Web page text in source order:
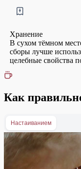
Хранение
В сухом тёмном
сборы лучше
целебные свойства
Как
Настаиванием